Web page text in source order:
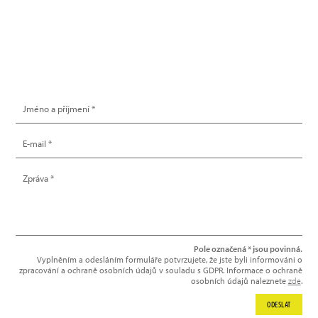
Pole označená * jsou povinná.
Vyplněním a odesláním formuláře potvrzujete, že jste byli informováni o
zpracování a ochraně osobních údajů v souladu s GDPR. Informace o ochraně
osobních údajů naleznete zde.
ODESLAT